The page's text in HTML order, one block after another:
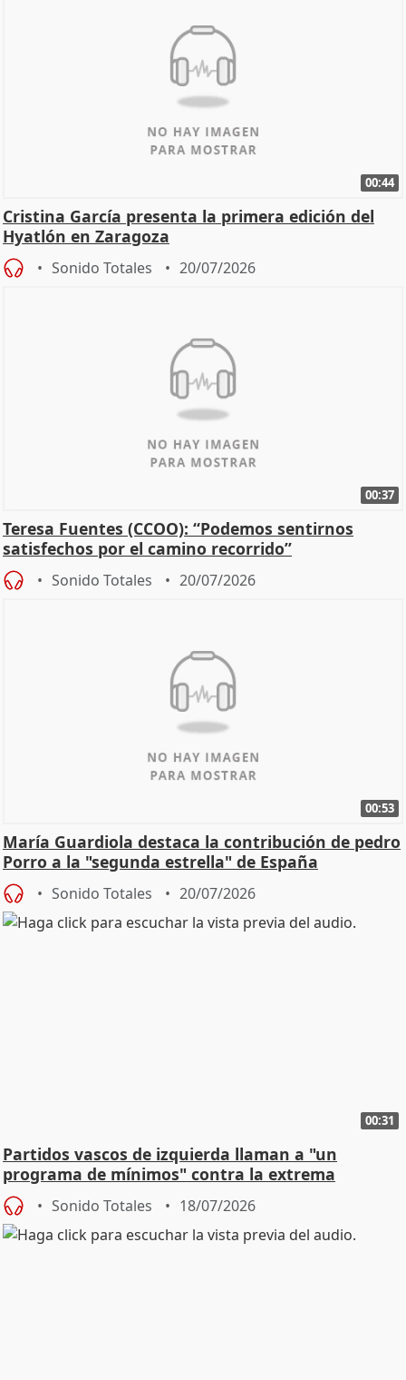
00:44
Cristina García presenta la primera edición del
Hyatlón en Zaragoza
Sonido Totales 20/07/2026
00:37
Teresa Fuentes (CCOO): “Podemos sentirnos
satisfechos por el camino recorrido”
Sonido Totales 20/07/2026
00:53
María Guardiola destaca la contribución de pedro
Porro a la "segunda estrella" de España
Sonido Totales 20/07/2026
00:31
Partidos vascos de izquierda llaman a "un
programa de mínimos" contra la extrema
derecha
Sonido Totales 18/07/2026